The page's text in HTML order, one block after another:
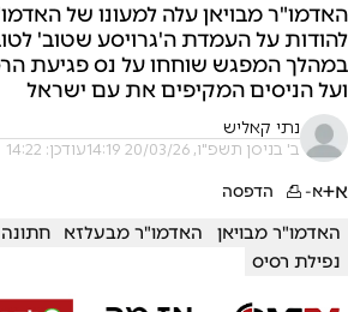
האדמו"ר מבויאן עלה למעונו של
להודות על העמדת ה'גרויסע שטוב'
במהלך המפגש שוחחו על נס פגיעת
ועל הניסים המקיפים את עם ישראל
נתי קאליש
ב' בניסן תשפ"ו, 20/03/26 14:19 עודכן: 14:22
א+א- הדפסה
האדמו"ר מבויאן האדמו"ר מבעלזא חתונה
נפילת רסיס